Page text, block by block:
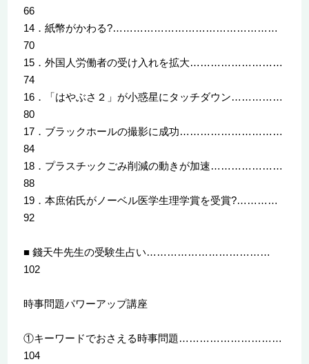
66
14．紙幣がかわる?…………………………………………
70
15．外国人労働者の受け入れを拡大………………………
74
16．「はやぶさ２」が小惑星にタッチダウン……………
80
17．ブラックホールの撮影に成功…………………………
84
18．プラスチックごみ削減の動きが加速…………………
88
19．本庶佑氏がノーベル医学生理学賞を受賞?…………
92
■ 錢天牛先生の受験生占い………………………………
102
時事問題パワーアップ講座
①キーワードでおさえる時事問題…………………………
104